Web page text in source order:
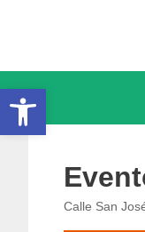
Abrir barra de
Calle San